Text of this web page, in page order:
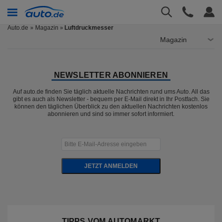
Auto.de Magazin » Luftdruckmesser
Magazin
NEWSLETTER ABONNIEREN
Auf auto.de finden Sie täglich aktuelle Nachrichten rund ums Auto. All das
gibt es auch als Newsletter - bequem per E-Mail direkt in Ihr Postfach. Sie
können den täglichen Überblick zu den aktuellen Nachrichten kostenlos
abonnieren und sind so immer sofort informiert.
JETZT ANMELDEN